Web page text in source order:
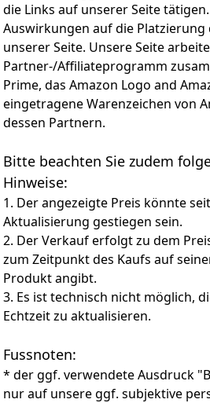
die Links auf unserer Seite
Auswirkungen auf die
unserer Seite. Unsere Seite
Partner-/Affiliateprogramm
Prime, das Amazon Logo and
eingetragene Warenzeichen von
dessen Partnern.
Bitte beachten Sie zudem
Hinweise:
1. Der angezeigte Preis könnte
Aktualisierung gestiegen sein.
2. Der Verkauf erfolgt zu dem
zum Zeitpunkt des Kaufs auf
Produkt angibt.
3. Es ist technisch nicht möglich,
Echtzeit zu aktualisieren.
Fussnoten:
* der ggf. verwendete Ausdruck
nur auf unsere ggf. subjektive